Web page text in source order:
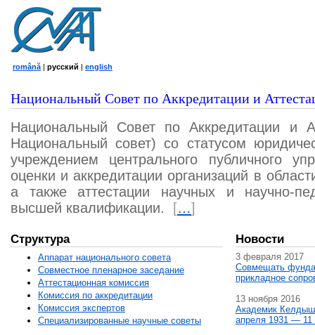
română | русский | english
Национальный Совет по Аккредитации и
Национальный Совет по Аккредитации и
Национальный совет) со статусом
учреждением центрального публичного
оценки и аккредитации организаций в
а также аттестации научных и научно-
высшей квалификации.
[…]
Структура
Аппарат национального совета
Совместное пленарное заседание
Аттестационная комисcия
Комиссия по аккредитации
Комиссия экспертов
Специализированные научные советы
Новости
3 февраля 2017
Совмещать
прикладное
13 ноября 2016
Академик
апреля 1931 — 11